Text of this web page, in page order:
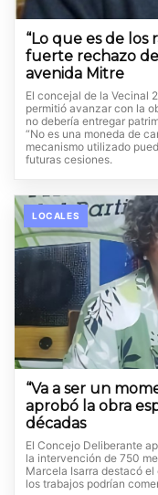
“Lo que es de los
fuerte rechazo
avenida Mitre
El concejal de la Vecinal
permitió avanzar con la
no debería entregar
“No es una moneda de
mecanismo utilizado
futuras cesiones.
LOCALES
“Va a ser un
aprobó la obra
décadas
El Concejo Deliberante
la intervención de 750
Marcela Isarra destacó
los trabajos podrían